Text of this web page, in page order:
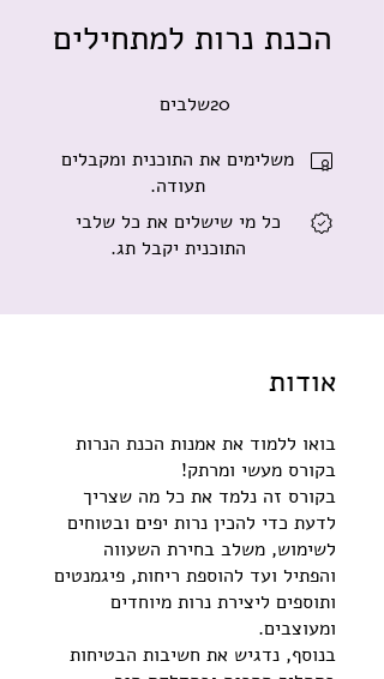
הכנת נרות למתחילים
20שלבים
משלימים את התוכנית ומקבלים
תעודה.
כל מי שישלים את כל שלבי
התוכנית יקבל תג.
אודות
בואו ללמוד את אמנות הכנת הנרות
בקורס זה נלמד את כל מה שצריך
לדעת כדי להכין נרות יפים ובטוחים
לשימוש, משלב בחירת השעווה
והפתיל ועד להוספת ריחות, פיגמנטים
ותוספים ליצירת נרות מיוחדים
בנוסף, נדגיש את חשיבות הבטיחות